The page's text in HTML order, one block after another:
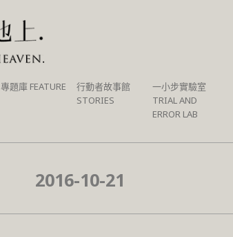
專題庫 FEATURE
行動者故事館
STORIES
一小步實驗室
TRIAL AND
ERROR LAB
2016-10-21